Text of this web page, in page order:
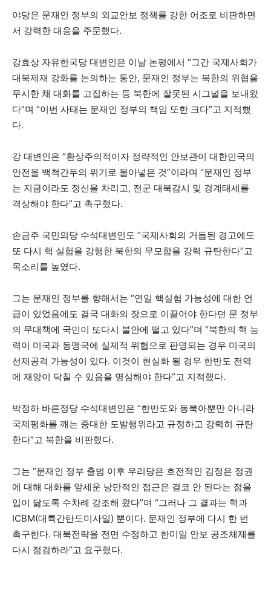
야당은 문재인 정부의 외교안보 정책를 강한 어조로 비판하면
서 강력한 대응을 주문했다.
강효상 자유한국당 대변인은 이날 논평에서 “그간 국제사회가
대북제재 강화를 논의하는 동안, 문재인 정부는 북한의 위협을
무시한 채 대화를 고집하는 등 북한에 잘못된 시그널을 보내왔
다”며 “이번 사태는 문재인 정부의 책임 또한 크다”고 지적했
다.
강 대변인은 “환상주의적이자 정략적인 안보관이 대한민국의
안전을 백척간두의 위기로 몰아넣은 것”이라며 “문재인 정부
는 지금이라도 정신을 차리고, 전군 대북감시 및 경계태세를
격상해야 한다”고 촉구했다.
손금주 국민의당 수석대변인도 “국제사회의 거듭된 경고에도
또 다시 핵 실험을 강행한 북한의 무모함을 강력 규탄한다”고
목소리를 높였다.
그는 문재인 정부를 향해서는 “연일 핵실험 가능성에 대한 언
급이 있었음에도 결국 대화의 장으로 이끌어야 한다던 문 정부
의 무대책에 국민이 또다시 불안에 떨고 있다”며 “북한의 핵 능
력이 미국과 동맹국에 실제적 위협으로 판명되는 경우 미국의
선제공격 가능성이 있다. 이것이 현실화 될 경우 한반도 전역
에 재앙이 닥칠 수 있음을 명심해야 한다”고 지적했다.
박정하 바른정당 수석대변인은 “한반도와 동북아뿐만 아니라
국제평화를 깨는 중대한 도발행위라고 규정하고 강력히 규탄
한다”고 북한을 비판했다.
그는 “문재인 정부 출범 이후 우리당은 호전적인 김정은 정권
에 대해 대화를 앞세운 낭만적인 접근은 결코 안 된다는 점을
입이 닳도록 수차례 강조해 왔다”며 “그러나 그 결과는 핵과
ICBM(대륙간탄도미사일) 뿐이다. 문재인 정부에 다시 한 번
촉구한다. 대북전략을 전면 수정하고 한미일 안보 공조체제를
다시 점검하라”고 요구했다.